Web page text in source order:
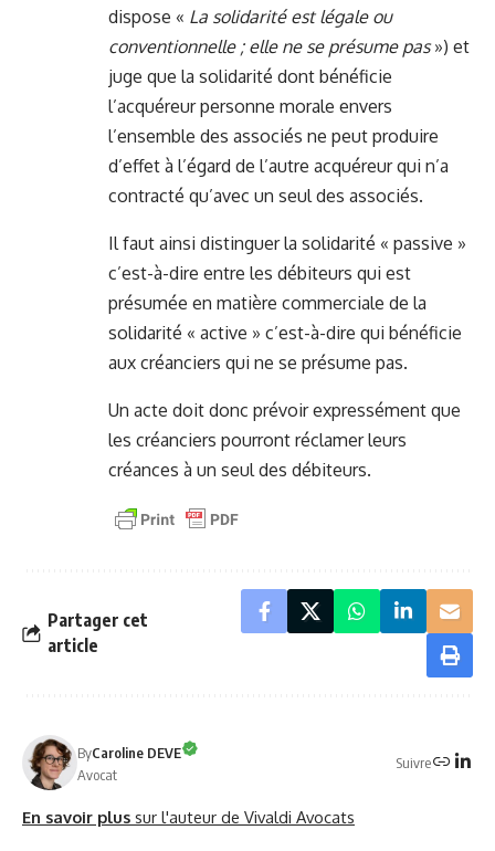
dispose « La solidarité est légale ou
conventionnelle ; elle ne se présume pas») et
juge que la solidarité dont bénéficie
l’acquéreur personne morale envers
l’ensemble des associés ne peut produire
d’effet à l’égard de l’autre acquéreur qui n’a
contracté qu’avec un seul des associés.
Il faut ainsi distinguer la solidarité « passive »
c’est-à-dire entre les débiteurs qui est
présumée en matière commerciale de la
solidarité « active » c’est-à-dire qui bénéficie
aux créanciers qui ne se présume pas.
Un acte doit donc prévoir expressément que
les créanciers pourront réclamer leurs
créances à un seul des débiteurs.
Partager cet
article
ByCaroline DEVE
Avocat
Suivre
En savoir plus sur l'auteur de Vivaldi Avocats